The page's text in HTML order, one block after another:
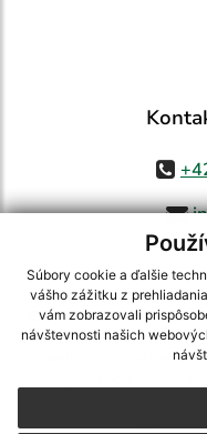
Súbory cookie a ďalšie
vášho zážitku z
vám zobrazovali
návštevnosti našich
využite možnosť
CMS systém (redakčný)
Posledná